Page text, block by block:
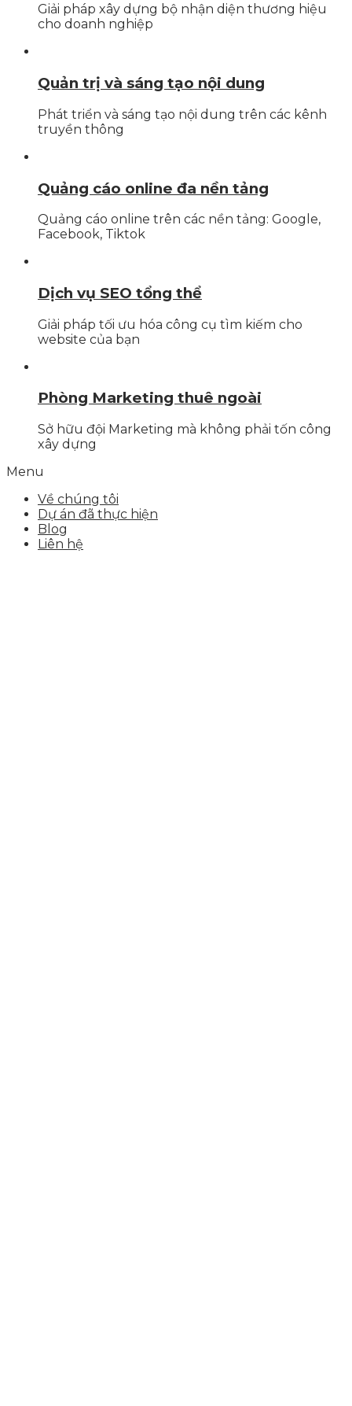
Giải pháp xây dựng bộ nhận diện thương hiệu
cho doanh nghiệp
Quản trị và sáng tạo nội dung
Phát triển và sáng tạo nội dung trên các kênh
truyền thông
Quảng cáo online đa nền tảng
Quảng cáo online trên các nền tảng: Google,
Facebook, Tiktok
Dịch vụ SEO tổng thể
Giải pháp tối ưu hóa công cụ tìm kiếm cho
website của bạn
Phòng Marketing thuê ngoài
Sở hữu đội Marketing mà không phải tốn công
xây dựng
Menu
Về chúng tôi
Dự án đã thực hiện
Blog
Liên hệ